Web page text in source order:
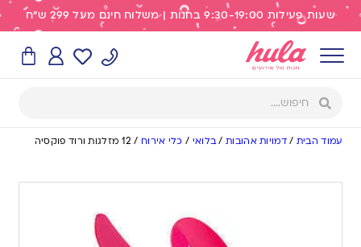
שעות פעילות 9:30-19:00 בחנות | משלוח חינם מעל 299 ש"ח
עמוד הבית /דמויות אהובות/בלואי / כלי אירוח / 12 מזלגות ורוד פוקסיה